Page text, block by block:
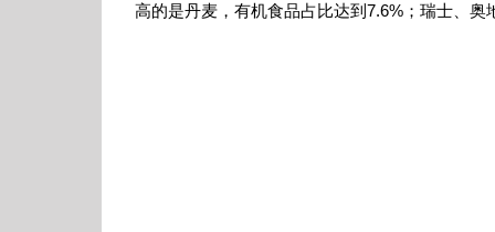
高的是丹麦，有机食品占比达到7.6%；瑞士、